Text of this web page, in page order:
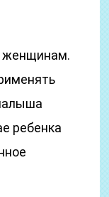
женщинам.
ребенка